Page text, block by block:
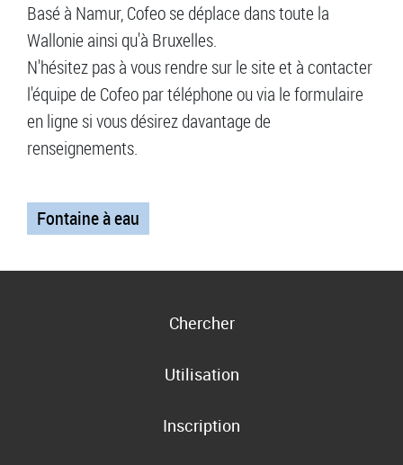
Basé à Namur, Cofeo se déplace dans toute la
Wallonie ainsi qu'à Bruxelles.
N'hésitez pas à vous rendre sur le site et à contacter
l'équipe de Cofeo par téléphone ou via le formulaire
en ligne si vous désirez davantage de
renseignements.
Fontaine à eau
Chercher
Utilisation
Inscription